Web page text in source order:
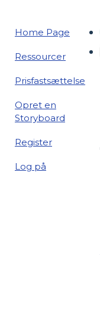
Home Page
Ressourcer
Prisfastsættelse
Opret en
Storyboard
Register
Log på